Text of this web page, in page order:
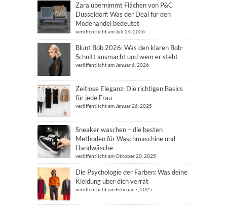
Zara übernimmt Flächen von P&C
Düsseldorf: Was der Deal für den
Modehandel bedeutet
veröffentlicht am Juli 24, 2026
Blunt Bob 2026: Was den klaren Bob-
Schnitt ausmacht und wem er steht
veröffentlicht am Januar 6, 2026
Zeitlose Eleganz: Die richtigen Basics
für jede Frau
veröffentlicht am Januar 26, 2025
Sneaker waschen – die besten
Methoden für Waschmaschine und
Handwäsche
veröffentlicht am Oktober 20, 2025
Die Psychologie der Farben: Was deine
Kleidung über dich verrät
veröffentlicht am Februar 7, 2025